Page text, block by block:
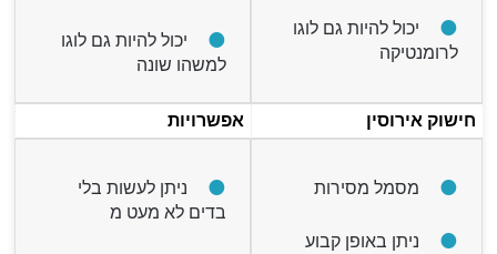
יכול להיות גם לוגו
לרומנטיקה
יכול להיות גם לוגו
למשהו שונה
חישוק אירוסין אפשרויות
מסמל מסירות
ניתן באופן קבוע
ניתן לעשות בלי
בדים לא מעט מ